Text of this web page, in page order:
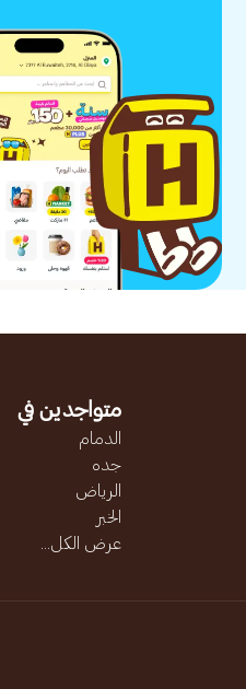
متواجدين في
الدمام
جده
الرياض
الخبر
عرض الكل...